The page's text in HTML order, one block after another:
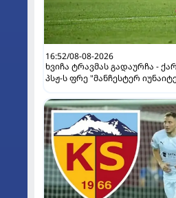
16:52/08-08-2026
ხვიჩა ტრავმას გადაურჩა -
პსჟ-ს ფრე "მანჩესტერ